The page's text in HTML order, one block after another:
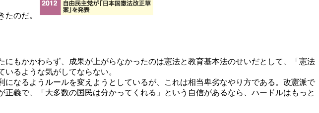
のだ。
もかかわらず、成果が上がらなかったのは憲法と教育基本法のせいだとして、「憲法
るような気がしてならない。
になるようルールを変えようとしているが、これは相当卑劣なやり方である。改憲派で
義で、「大多数の国民は分かってくれる」という自信があるなら、ハードルはもっと